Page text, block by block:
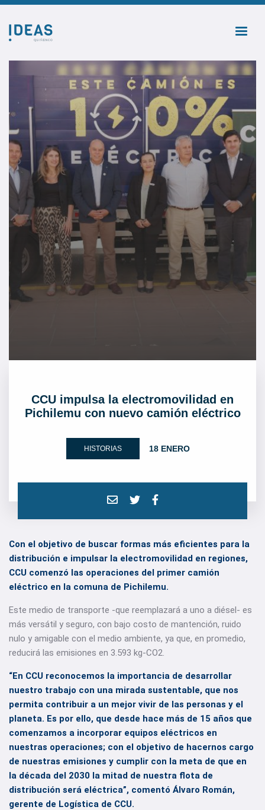
CCU impulsa la electromovilidad en
Pichilemu con nuevo camión eléctrico
HISTORIAS 18 ENERO
Con el objetivo de buscar formas más eficientes para la
distribución e impulsar la electromovilidad en regiones,
CCU comenzó las operaciones del primer camión
eléctrico en la comuna de Pichilemu.
Este medio de transporte -que reemplazará a uno a diésel- es
más versátil y seguro, con bajo costo de mantención, ruido
nulo y amigable con el medio ambiente, ya que, en promedio,
reducirá las emisiones en 3.593 kg-CO2.
“En CCU reconocemos la importancia de desarrollar
nuestro trabajo con una mirada sustentable, que nos
permita contribuir a un mejor vivir de las personas y el
planeta. Es por ello, que desde hace más de 15 años que
comenzamos a incorporar equipos eléctricos en
nuestras operaciones; con el objetivo de hacernos cargo
de nuestras emisiones y cumplir con la meta de que en
la década del 2030 la mitad de nuestra flota de
distribución será eléctrica”, comentó Álvaro Román,
gerente de Logística de CCU.